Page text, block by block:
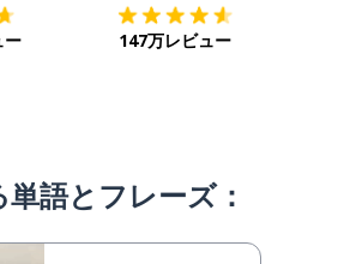
ー 147万レビュー
語とフレーズ：